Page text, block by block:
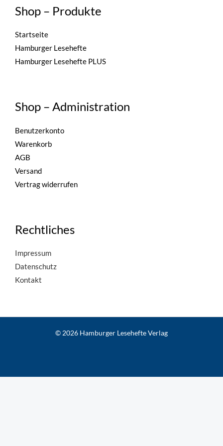
Shop – Produkte
Startseite
Hamburger Lesehefte
Hamburger Lesehefte PLUS
Shop – Administration
Benutzerkonto
Warenkorb
AGB
Versand
Vertrag widerrufen
Rechtliches
Impressum
Datenschutz
Kontakt
© 2026 Hamburger Lesehefte Verlag